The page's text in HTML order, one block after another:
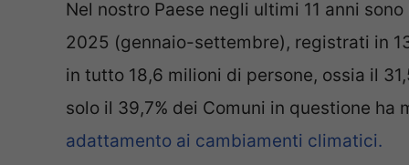
Nel nostro Paese negli ultimi 11 anni sono
2025 (gennaio-settembre), registrati in
in tutto 18,6 milioni di persone, ossia il
solo il 39,7% dei Comuni in questione ha
adattamento ai cambiamenti climatici.